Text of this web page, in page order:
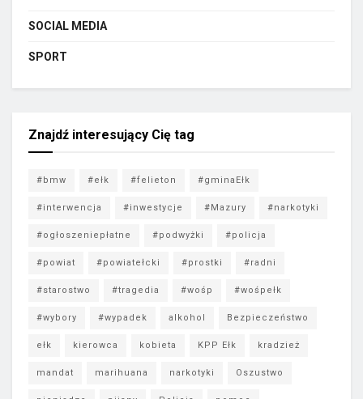
SOCIAL MEDIA
SPORT
Znajdź interesujący Cię tag
#bmw #ełk #felieton #gminaEłk
#interwencja #inwestycje #Mazury #narkotyki
#ogłoszeniepłatne #podwyżki #policja
#powiat #powiatełcki #prostki #radni
#starostwo #tragedia #wośp #wośpełk
#wybory #wypadek alkohol Bezpieczeństwo
ełk kierowca kobieta KPP Ełk kradzież
mandat marihuana narkotyki Oszustwo